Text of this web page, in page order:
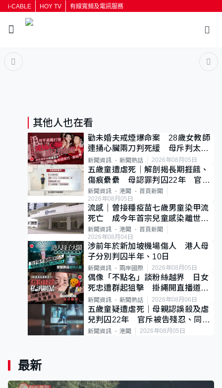
i-CABLE HOY TV 有線寬頻及電訊服務
其他人也在看
勸未婚夫戒煙爆命案 28歲女教師
連捅心臟兩刀判死緩 母斥判太重
已上訴
新聞資訊 新聞熱話 2026年08月05日
五歲童遭虐死｜解剖揭長期捱餓、
傷痕纍纍 母認罪判囚22年 官斥
冷血：同類案最惡劣
新聞資訊 港聞
首頁新聞
2026年08月05日
流感｜曾接種疫苗七歲男童染甲流
死亡 成今年首宗兒童感染離世個
案
新聞資訊 港聞
首頁新聞
2026年08月04日
涉前年於新加坡機場傷人 港人母
子分別判囚半年、10日
新聞資訊 兩岸國際 2026年08月05日
偶像「不點名」談粉絲越界 日女
死忠遭群起狙擊 掛繩開直播道歉
後輕生
新聞資訊 新聞熱話 2026年08月06日
五歲童疑遭虐死｜母親認誤殺及虐
兒判囚22年 官斥被告殘忍、同類
案最惡劣
新聞資訊 港聞 2026年08月05日
最新